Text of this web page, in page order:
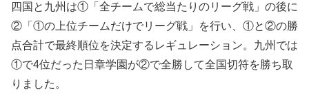
四国と九州は①「全チームで総当たりのリーグ戦」の後に
②「①の上位チームだけでリーグ戦」を行い、①と②の勝
点合計で最終順位を決定するレギュレーション。九州では
①で4位だった日章学園が②で全勝して全国切符を勝ち取
りました。